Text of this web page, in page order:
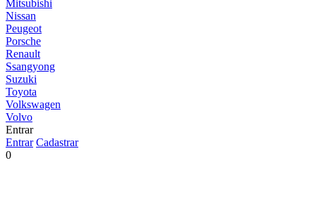
Mitsubishi
Nissan
Peugeot
Porsche
Renault
Ssangyong
Suzuki
Toyota
Volkswagen
Volvo
Entrar
Entrar Cadastrar
0